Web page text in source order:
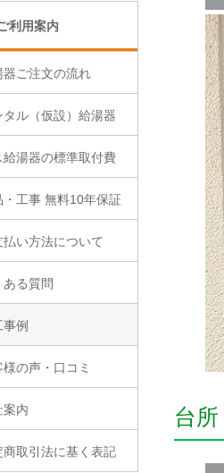
台
利用案内
器ご注文の流れ
タル（仮設）給湯器
給湯器の標準取付費
・工事 無料10年保証
払い方法について
ある質問
例
様の声・口コミ
案内
商取引法に基く表記